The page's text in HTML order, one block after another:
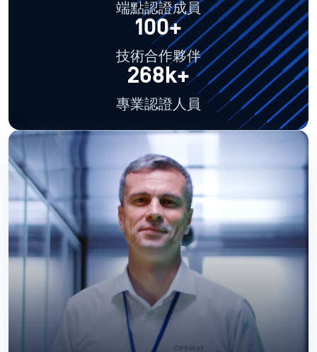
端點認證成員
100+
技術合作夥伴
268k+
專業認證人員